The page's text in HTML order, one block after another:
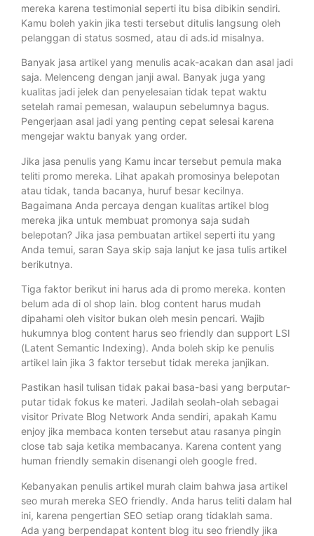
mereka karena testimonial seperti itu bisa dibikin sendiri.
Kamu boleh yakin jika testi tersebut ditulis langsung oleh
pelanggan di status sosmed, atau di ads.id misalnya.
Banyak jasa artikel yang menulis acak-acakan dan asal jadi
saja. Melenceng dengan janji awal. Banyak juga yang
kualitas jadi jelek dan penyelesaian tidak tepat waktu
setelah ramai pemesan, walaupun sebelumnya bagus.
Pengerjaan asal jadi yang penting cepat selesai karena
mengejar waktu banyak yang order.
Jika jasa penulis yang Kamu incar tersebut pemula maka
teliti promo mereka. Lihat apakah promosinya belepotan
atau tidak, tanda bacanya, huruf besar kecilnya.
Bagaimana Anda percaya dengan kualitas artikel blog
mereka jika untuk membuat promonya saja sudah
belepotan? Jika jasa pembuatan artikel seperti itu yang
Anda temui, saran Saya skip saja lanjut ke jasa tulis artikel
berikutnya.
Tiga faktor berikut ini harus ada di promo mereka. konten
belum ada di ol shop lain. blog content harus mudah
dipahami oleh visitor bukan oleh mesin pencari. Wajib
hukumnya blog content harus seo friendly dan support LSI
(Latent Semantic Indexing). Anda boleh skip ke penulis
artikel lain jika 3 faktor tersebut tidak mereka janjikan.
Pastikan hasil tulisan tidak pakai basa-basi yang berputar-
putar tidak fokus ke materi. Jadilah seolah-olah sebagai
visitor Private Blog Network Anda sendiri, apakah Kamu
enjoy jika membaca konten tersebut atau rasanya pingin
close tab saja ketika membacanya. Karena content yang
human friendly semakin disenangi oleh google fred.
Kebanyakan penulis artikel murah claim bahwa jasa artikel
seo murah mereka SEO friendly. Anda harus teliti dalam hal
ini, karena pengertian SEO setiap orang tidaklah sama.
Ada yang berpendapat kontent blog itu seo friendly jika